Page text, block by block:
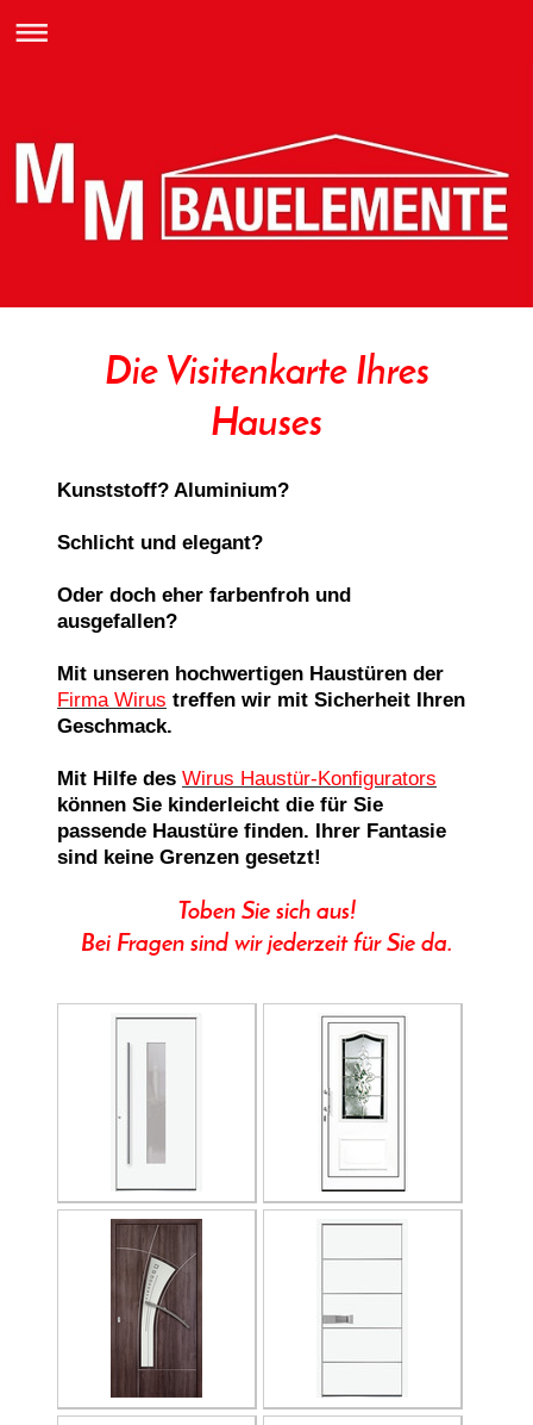
Die Visitenkarte Ihres
Hauses
Kunststoff? Aluminium?
Schlicht und elegant?
Oder doch eher farbenfroh und
ausgefallen?
Mit unseren hochwertigen Haustüren der
Firma Wirus treffen wir mit Sicherheit Ihren
Geschmack.
Mit Hilfe des Wirus Haustür-Konfigurators
können Sie kinderleicht die für Sie
passende Haustüre finden. Ihrer Fantasie
sind keine Grenzen gesetzt!
Toben Sie sich aus!
Bei Fragen sind wir jederzeit für Sie da.